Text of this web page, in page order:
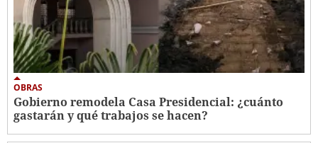
OBRAS
Gobierno remodela Casa Presidencial: ¿cuánto
gastarán y qué trabajos se hacen?